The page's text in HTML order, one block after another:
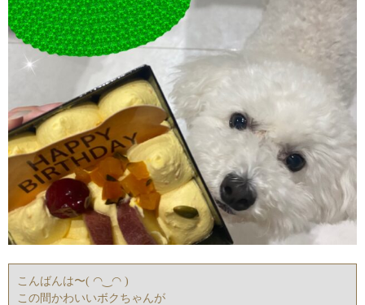
こんばんは〜( ◠‿◠ )
この間かわいいボクちゃんが